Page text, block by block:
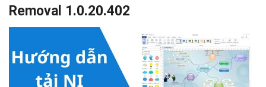
Removal 1.0.20.402